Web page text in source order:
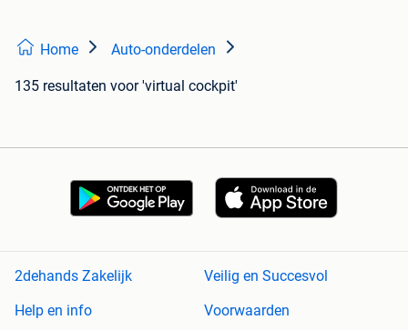
Home Auto-onderdelen
135 resultaten voor 'virtual cockpit'
2dehands Zakelijk
Veilig en Succesvol
Help en info
Voorwaarden